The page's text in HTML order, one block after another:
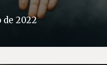
de 2022